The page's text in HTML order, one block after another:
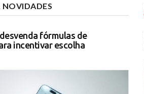
fórmulas de
incentivar escolha